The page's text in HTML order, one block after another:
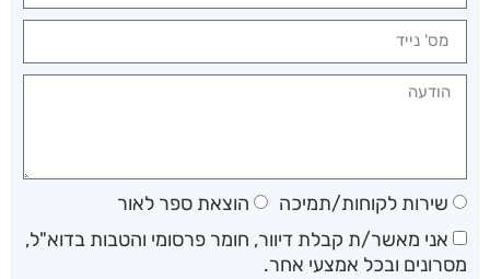
שירות לקוחות/תמיכה
הוצאת ספר לאור
אני מאשר/ת קבלת דיוור, חומר פרסומי והטבות בדוא"ל,
מסרונים ובכל אמצעי אחר.